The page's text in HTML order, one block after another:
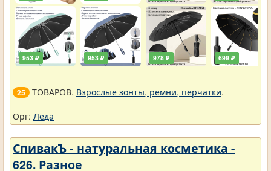
953 ₽ 953 ₽ 978 ₽ 699 ₽
25 ТОВАРОВ. Взрослые зонты, ремни, перчатки.
Орг: Леда
СпивакЪ - натуральная косметика -
626. Разное